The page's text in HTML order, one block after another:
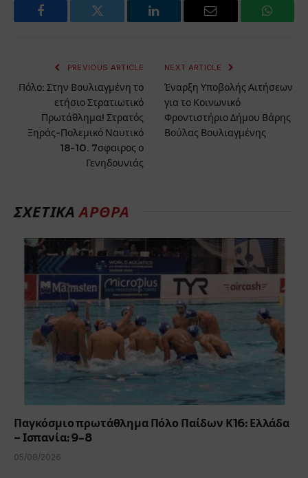
Facebook Twitter LinkedIn Email
PREVIOUS ARTICLE
Πόλο: Στην Βουλιαγμένη το
ετήσιο Στρατιωτικό
Πρωτάθλημα! Στρατός
Ξηράς-Πολεμικό Ναυτικό
18-10. 7σφαιρος ο
Γενηδουνιάς
NEXT ARTICLE
Έναρξη Υποβολής Αιτήσεων
για το Κοινωνικό
Φροντιστήριο Δήμου Βάρης
Βούλας Βουλιαγμένης
ΣΧΕΤΙΚΑΑΡΘΡΑ
Παγκόσμιο πρωτάθλημα Πόλο Παίδων Κ16: Ελλάδα
– Ισπανία: 9-8
05/08/2026